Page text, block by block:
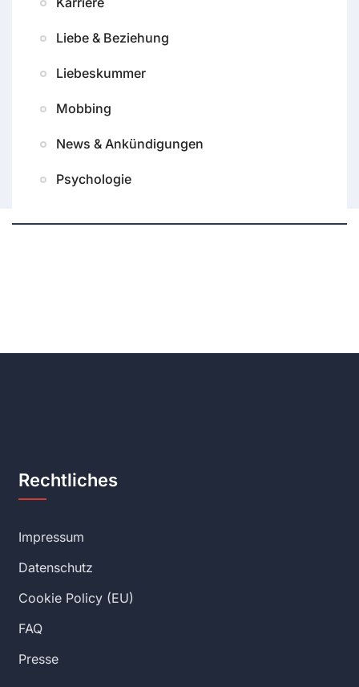
Liebe & Beziehung
Liebeskummer
Mobbing
News & Ankündigungen
Psychologie
Rechtliches
Impressum
Datenschutz
Cookie Policy (EU)
FAQ
Presse